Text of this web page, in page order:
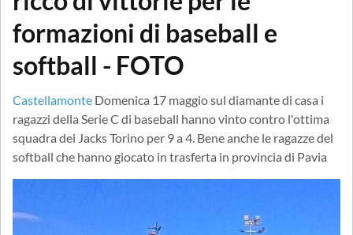
formazioni di baseball e
softball - FOTO
Castellamonte Domenica 17 maggio sul diamante di casa i
ragazzi della Serie C di baseball hanno vinto contro l'ottima
squadra dei Jacks Torino per 9 a 4. Bene anche le ragazze del
softball che hanno giocato in trasferta in provincia di Pavia